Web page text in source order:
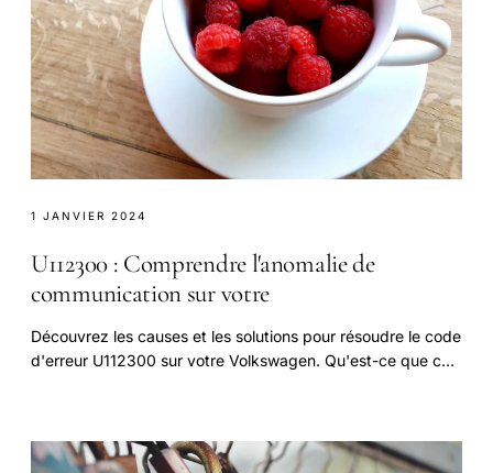
1 JANVIER 2024
U112300 : Comprendre l'anomalie de
communication sur votre
Découvrez les causes et les solutions pour résoudre le code
d'erreur U112300 sur votre Volkswagen. Qu'est-ce que cela